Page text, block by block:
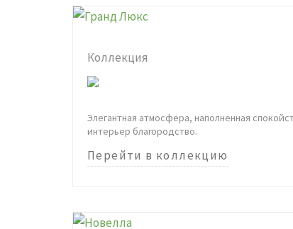
Коллекция
Элегантная атмосфера, наполненная
интерьер благородство.
Перейти в коллекцию